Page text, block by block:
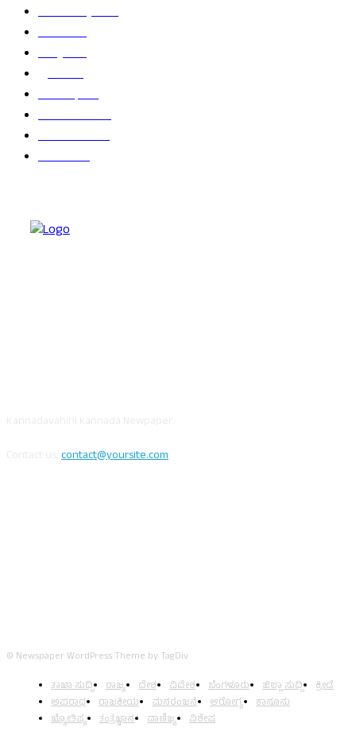
ತಾಜಾ ಸುದ್ದಿ 2865
ದೇಶ2245
ರಾಜ್ಯ 2216
ಕ್ರೀಡೆ1138
ಅಪರಾಧ791
ರಾಜಕೀಯ686
ಬೆಂಗಳೂರು681
ವಿದೇಶ625
contact@yoursite.com
© Newspaper WordPress Theme by TagDiv
ತಾಜಾ ಸುದ್ದಿ
ರಾಜ್ಯ ದೇಶ ವಿದೇಶ ಬೆಂಗಳೂರು ಜಿಲ್ಲಾ ಸುದ್ದಿ
ಕ್ರೀಡೆ
ಅಪರಾಧ
ರಾಜಕೀಯ ಮನರಂಜನೆ ಆರೋಗ್ಯ
ಕಾನೂನು
ಜ್ಯೋತಿಷ್ಯ
ತಂತ್ರಜ್ಞಾನ ವಾಣಿಜ್ಯ ವಿಶೇಷ